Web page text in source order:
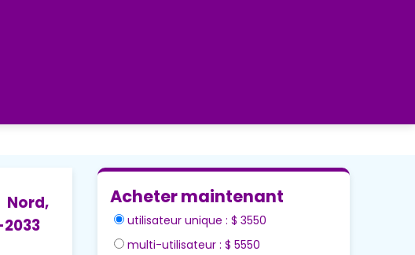
Acheter maintenant
utilisateur unique : $ 3550
multi-utilisateur : $ 5550